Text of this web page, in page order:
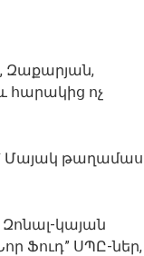
Զաքարյան,
հարակից ոչ
Մայակ թաղամաս
Զոնալ-կայան
Ֆուդ” ՍՊԸ-ներ,